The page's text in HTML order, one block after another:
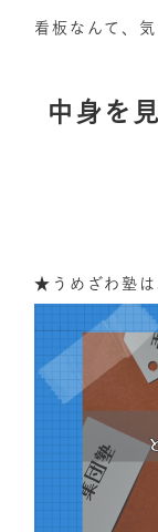
看板なんて、
中身を
★うめざわ塾